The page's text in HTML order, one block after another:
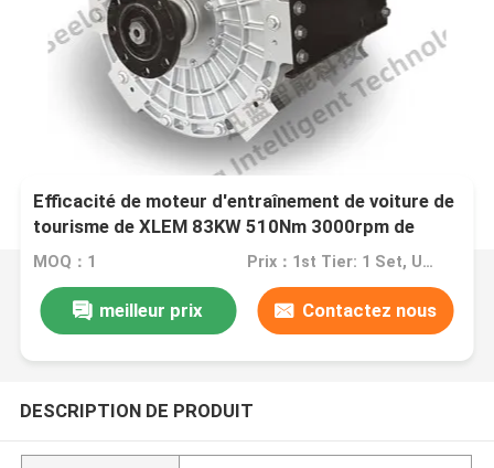
Efficacité de moteur d'entraînement de voiture de
tourisme de XLEM 83KW 510Nm 3000rpm de
moteur
MOQ：1 Prix：1st Tier: 1 Set, Unit Price USD 3.00 2nd Tier: 2-5 Sets, Unit Price USD 2.00 3rd Tier: Over 5 Sets, Unit Price USD 1.00
meilleur prix Contactez nous
DESCRIPTION DE PRODUIT